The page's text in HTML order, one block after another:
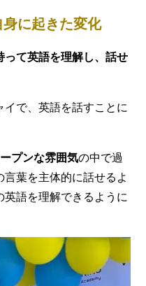
に起きた変化
って英語を理解し、話せ
で、英語を話すことに
プンな雰囲気の中で過
葉を主体的に話せるよ
英語を理解できるように